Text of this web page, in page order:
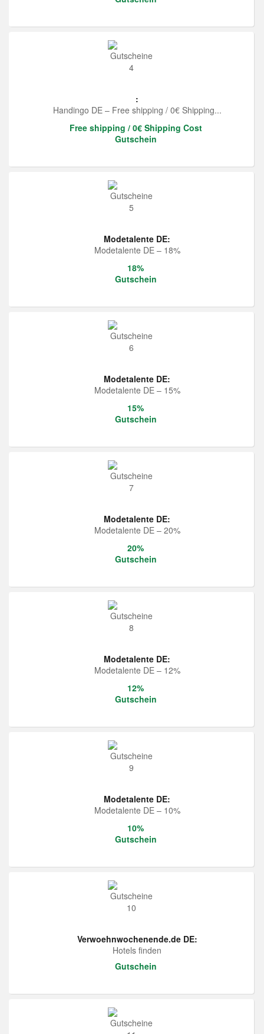
:
Handingo DE – Free shipping / 0€ Shipping...
Free shipping / 0€ Shipping Cost
Gutschein
Modetalente DE:
Modetalente DE – 18%
18%
Gutschein
Modetalente DE:
Modetalente DE – 15%
15%
Gutschein
Modetalente DE:
Modetalente DE – 20%
20%
Gutschein
Modetalente DE:
Modetalente DE – 12%
12%
Gutschein
Modetalente DE:
Modetalente DE – 10%
10%
Gutschein
Verwoehnwochenende.de DE:
Hotels finden
Gutschein